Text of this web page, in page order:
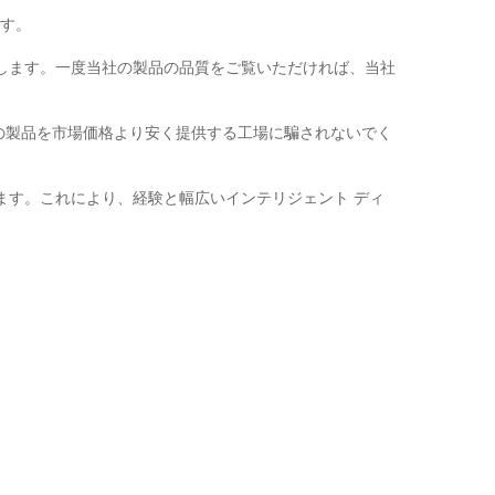
。
す。一度当社の製品の品質をご覧いただければ、当社
品を市場価格より安く提供する工場に騙されないでく
。これにより、経験と幅広いインテリジェント ディ